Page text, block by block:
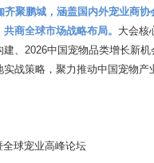
聚鹏城，涵盖国内外宠业商
商全球市场战略布局。 大会核
、2026中国宠物品类增长新
战策略，聚力推动中国宠物
全球宠业高峰论坛